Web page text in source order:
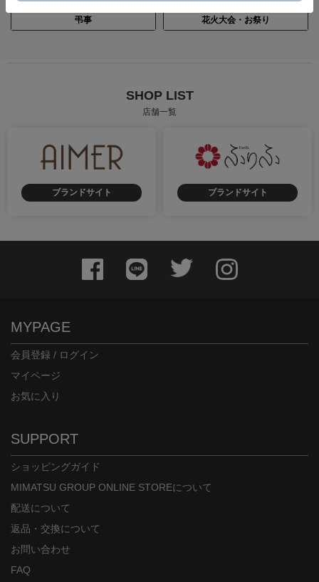
弔事 花火大会・お祭り
SHOP LIST
店舗一覧
ブランドサイト ブランドサイト
MYPAGE
会員登録 / ログイン
マイページ
お気に入り
SUPPORT
ショッピングガイド
MIMATSU GROUP ONLINE STOREについて
配送について
返品・交換について
お問い合わせ
FAQ